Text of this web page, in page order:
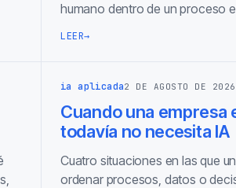
humano dentro de un proceso
LEER→
ia aplicada2 DE AGOSTO DE 2026
Cuando una empresa
todavía no necesita IA
Cuatro situaciones en las que
ordenar procesos, datos o